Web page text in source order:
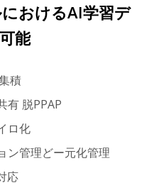
おけるAI学習デ
能
積
有 脱PPAP
ロ化
ン管理どー元化管理
応